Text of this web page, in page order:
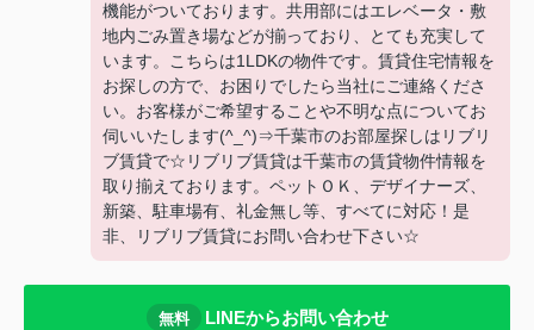
機能がついております。共用部にはエレベータ・敷
地内ごみ置き場などが揃っており、とても充実して
います。こちらは1LDKの物件です。賃貸住宅情報を
お探しの方で、お困りでしたら当社にご連絡くださ
い。お客様がご希望することや不明な点についてお
伺いいたします(^_^)⇒千葉市のお部屋探しはリブリ
ブ賃貸で☆リブリブ賃貸は千葉市の賃貸物件情報を
取り揃えております。ペットＯＫ、デザイナーズ、
新築、駐車場有、礼金無し等、すべてに対応！是
非、リブリブ賃貸にお問い合わせ下さい☆
無料 LINEからお問い合わせ